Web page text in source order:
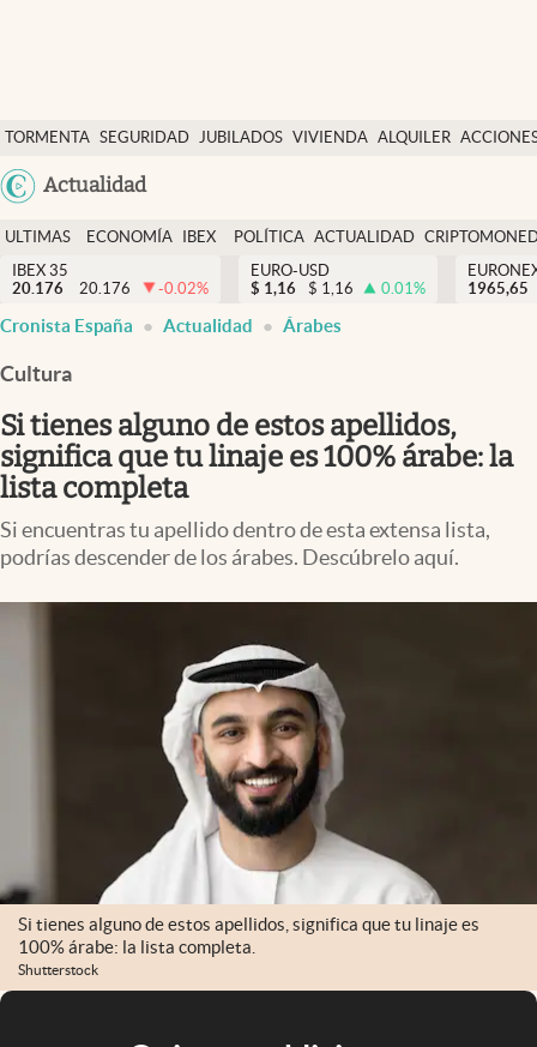
TORMENTA SEGURIDAD JUBILADOS VIVIENDA ALQUILER
USA
Actualidad
Economía y finanzas
Política
Actualidad
Criptomonedas
España
ULTIMAS
NOTICIAS
ECONOMÍA
FINANZAS
IBEX
EURO
POLÍTICA ACTUALIDAD
IBEX 35
20.176
20.176 -0.02%
EURO-USD
$ 1,16 $ 1,16 0.01%
1965,65
Cronista España Actualidad Árabes
Cultura
Si tienes alguno de estos apellidos,
significa que tu linaje es 100% árabe: la
lista completa
Si encuentras tu apellido dentro de esta extensa lista,
podrías descender de los árabes. Descúbrelo aquí.
Si tienes alguno de estos apellidos, significa que tu linaje es
100% árabe: la lista completa.
Shutterstock